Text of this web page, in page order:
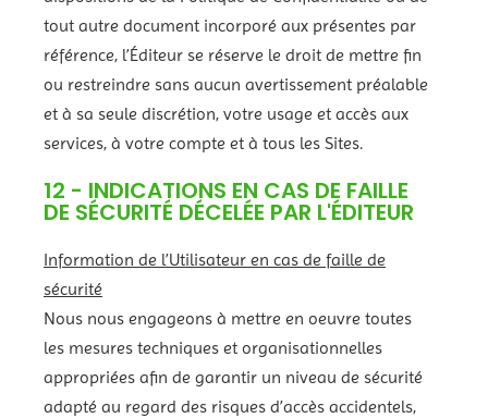
tout autre document incorporé aux présentes par
référence, l’Éditeur se réserve le droit de mettre fin
ou restreindre sans aucun avertissement préalable
et à sa seule discrétion, votre usage et accès aux
services, à votre compte et à tous les Sites.
12 - INDICATIONS EN CAS DE FAILLE
DE SÉCURITÉ DÉCELÉE PAR L'ÉDITEUR
Information de l’Utilisateur en cas de faille de
sécurité
Nous nous engageons à mettre en oeuvre toutes
les mesures techniques et organisationnelles
appropriées afin de garantir un niveau de sécurité
adapté au regard des risques d’accès accidentels,